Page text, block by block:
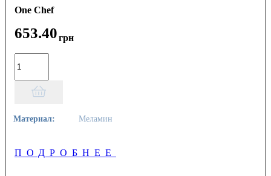
One Chef
653.40грн
Материал: Меламин
ПОДРОБНЕЕ